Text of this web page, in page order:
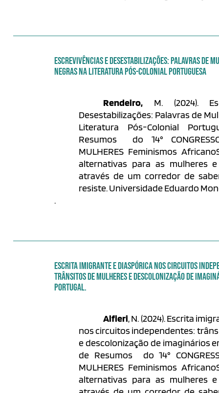
ESCREVIVÊNCIAS E DESESTABILIZAÇÕES: PALAVRAS DE
NEGRAS NA LITERATURA PÓS-COLONIAL PORTUGUESA
Rendeiro, M. (2024).
Desestabilizações: Palavras de
Literatura Pós-Colonial
Resumos do 14°
MULHERES Feminismos
alternativas para as mulheres
através de um corredor de
resiste. Universidade Eduardo
.
ESCRITA IMIGRANTE E DIASPÓRICA NOS CIRCUITOS
TRÂNSITOS DE MULHERES E DESCOLONIZAÇÃO DE
PORTUGAL.
Alfieri, N. (2024). Escrita
nos circuitos independentes:
e descolonização de imaginários
de Resumos do 14°
MULHERES Feminismos
alternativas para as mulheres